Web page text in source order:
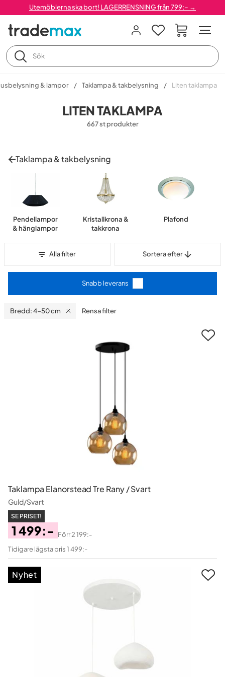
Utemöblerna ska bort! LAGERRENSNING från 799:– →
& lampor Taklampa & takbelysning Liten taklampa
LITEN TAKLAMPA
667 st produkter
Taklampa & takbelysning
Pendellampor
& hänglampor
Kristallkrona &
takkrona
Plafond
Alla filter Sortera efter
Snabb leverans
Bredd: 4-50 cm Rensa filter
Taklampa Elanorstead Tre Rany / Svart
Guld/Svart
SE PRISET!
Pris
1 499:-
Original
Pris
Förr2 199:-
Tidigare lägsta pris 1 499:-
Nyhet